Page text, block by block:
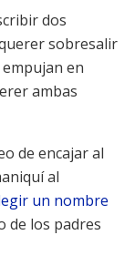
dos
sobresalir
empujan en
ambas
de encajar al
al
un nombre
de los padres